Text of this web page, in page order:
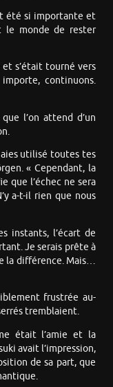
été si importante et
le monde de rester
et s’était tourné vers
continuons.
l’on attend d’un
aies utilisé toutes tes
« Cependant, la
que l’échec ne sera
a-t-il rien que nous
instants, l’écart de
Je serais prête à
la différence. Mais…
frustrée au-
tremblaient.
était l’amie et la
avait l’impression,
de sa part, que